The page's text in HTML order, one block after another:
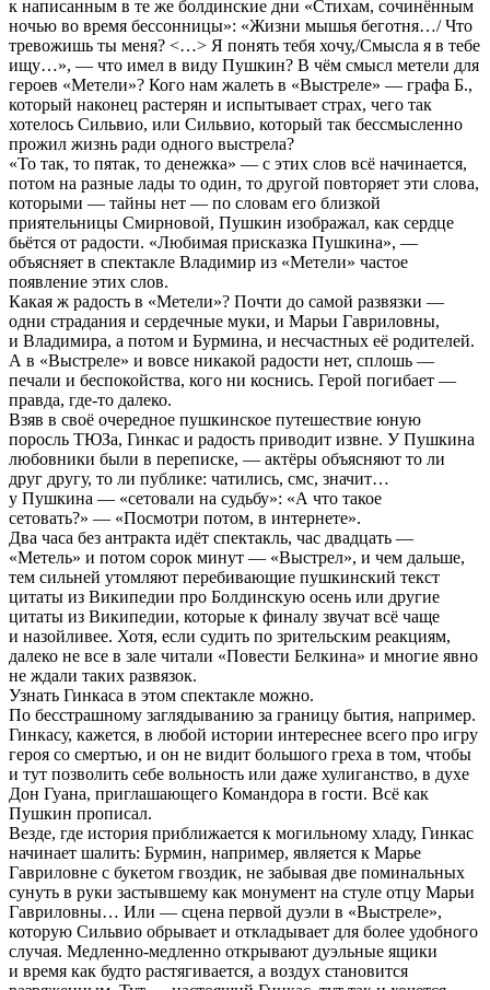
к написанным в те же болдинские дни «Стихам, сочинённым
ночью во время бессонницы»: «Жизни мышья беготня…/ Что
тревожишь ты меня? <…> Я понять тебя хочу,/Смысла я в тебе
ищу…», — что имел в виду Пушкин? В чём смысл метели для
героев «Метели»? Кого нам жалеть в «Выстреле» — графа Б.,
который наконец растерян и испытывает страх, чего так
хотелось Сильвио, или Сильвио, который так бессмысленно
прожил жизнь ради одного выстрела?
«То так, то пятак, то денежка» — с этих слов всё начинается,
потом на разные лады то один, то другой повторяет эти слова,
которыми — тайны нет — по словам его близкой
приятельницы Смирновой, Пушкин изображал, как сердце
бьётся от радости. «Любимая присказка Пушкина», —
объясняет в спектакле Владимир из «Метели» частое
появление этих слов.
Какая ж радость в «Метели»? Почти до самой развязки —
одни страдания и сердечные муки, и Марьи Гавриловны,
и Владимира, а потом и Бурмина, и несчастных её родителей.
А в «Выстреле» и вовсе никакой радости нет, сплошь —
печали и беспокойства, кого ни коснись. Герой погибает —
правда, где-то далеко.
Взяв в своё очередное пушкинское путешествие юную
поросль ТЮЗа, Гинкас и радость приводит извне. У Пушкина
любовники были в переписке, — актёры объясняют то ли
друг другу, то ли публике: чатились, смс, значит…
у Пушкина — «сетовали на судьбу»: «А что такое
сетовать?» — «Посмотри потом, в интернете».
Два часа без антракта идёт спектакль, час двадцать —
«Метель» и потом сорок минут — «Выстрел», и чем дальше,
тем сильней утомляют перебивающие пушкинский текст
цитаты из Википедии про Болдинскую осень или другие
цитаты из Википедии, которые к финалу звучат всё чаще
и назойливее. Хотя, если судить по зрительским реакциям,
далеко не все в зале читали «Повести Белкина» и многие явно
не ждали таких развязок.
Узнать Гинкаса в этом спектакле можно.
По бесстрашному заглядыванию за границу бытия, например.
Гинкасу, кажется, в любой истории интереснее всего про игру
героя со смертью, и он не видит большого греха в том, чтобы
и тут позволить себе вольность или даже хулиганство, в духе
Дон Гуана, приглашающего Командора в гости. Всё как
Пушкин прописал.
Везде, где история приближается к могильному хладу, Гинкас
начинает шалить: Бурмин, например, является к Марье
Гавриловне с букетом гвоздик, не забывая две поминальных
сунуть в руки застывшему как монумент на стуле отцу Марьи
Гавриловны… Или — сцена первой дуэли в «Выстреле»,
которую Сильвио обрывает и откладывает для более удобного
случая. Медленно-медленно открывают дуэльные ящики
и время как будто растягивается, а воздух становится